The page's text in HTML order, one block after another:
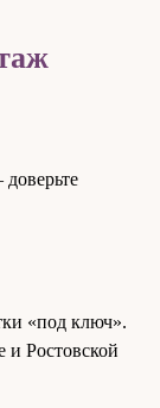
«под ключ».
и Ростовской